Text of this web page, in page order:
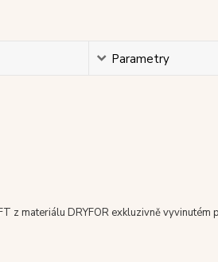
Parametry
z materiálu DRYFOR exkluzivně